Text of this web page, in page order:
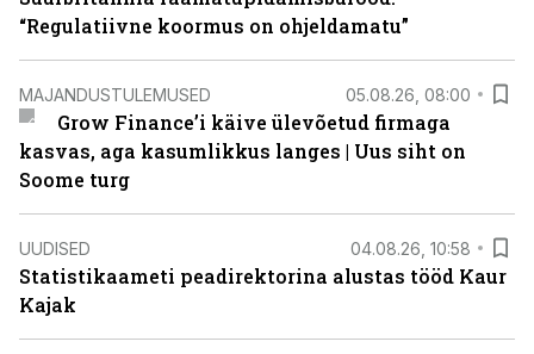
“Regulatiivne koormus on ohjeldamatu”
MAJANDUSTULEMUSED 05.08.26, 08:00
Grow Finance’i käive ülevõetud firmaga
kasvas, aga kasumlikkus langes | Uus siht on
Soome turg
UUDISED 04.08.26, 10:58
Statistikaameti peadirektorina alustas tööd Kaur
Kajak